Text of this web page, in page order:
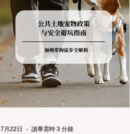
析加州的防滑链政策，帮助您明确自己
的车型在不同路况下的具体要求，并为
出行做好充足准备。 一、 核心概念：看
懂加州 R1, R2, R3 管制级别 当恶劣天气
来袭，加州交通局会在公路上启动防滑
链管制，并通过电子路牌指示当前的管
制级别。加州采用三个递进的级别（R1
至R3）来规范通行车辆： R1 管制
(Requirement 1) 规定内容： 所有车辆必
须安装防滑链。 豁免条件： 乘用车
（Light Trucks）只要配备了雪地轮胎
7月22日 讀畢需時 3 分鐘